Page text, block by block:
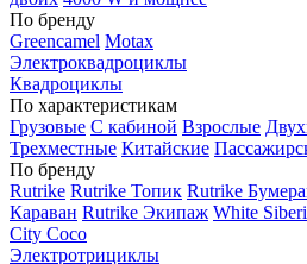
По бренду
Greencamel Motax
Электроквадроциклы
Квадроциклы
По характеристикам
Грузовые С кабиной Взрослые
Трехместные Китайские
По бренду
Rutrike Rutrike Топик Rutrike
Караван Rutrike Экипаж White
City Coco
Электротрициклы